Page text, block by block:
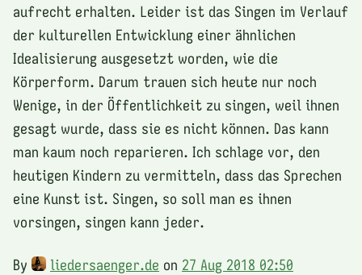
aufrecht erhalten. Leider ist das Singen im Verlauf
der kulturellen Entwicklung einer ähnlichen
Idealisierung ausgesetzt worden, wie die
Körperform. Darum trauen sich heute nur noch
Wenige, in der Öffentlichkeit zu singen, weil ihnen
gesagt wurde, dass sie es nicht können. Das kann
man kaum noch reparieren. Ich schlage vor, den
heutigen Kindern zu vermitteln, dass das Sprechen
eine Kunst ist. Singen, so soll man es ihnen
vorsingen, singen kann jeder.
By liedersaenger.de on 27 Aug 2018 02:50